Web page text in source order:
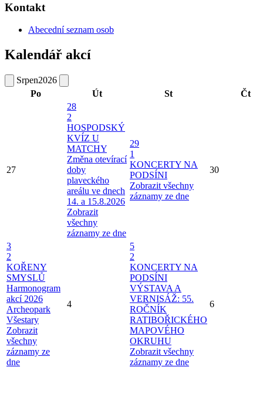
Kontakt
Abecední seznam osob
Kalendář akcí
Srpen2026
Po
Út St Čt
27
28
2
HOSPODSKÝ
KVÍZ U
MATCHY
Změna otevírací
doby
plaveckého
areálu ve dnech
14. a 15.8.2026
Zobrazit
všechny
záznamy ze dne
29
1
KONCERTY NA
PODSÍNI
Zobrazit všechny
záznamy ze dne
30
3
2
KOŘENY
SMYSLŮ
Harmonogram
akcí 2026
Archeopark
Všestary
Zobrazit
všechny
záznamy ze
dne
4
5
2
KONCERTY NA
PODSÍNI
VÝSTAVA A
VERNISÁŽ: 55.
ROČNÍK
RATIBOŘICKÉHO
MAPOVÉHO
OKRUHU
Zobrazit všechny
záznamy ze dne
6